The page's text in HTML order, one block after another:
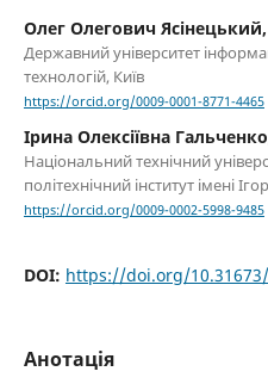
Олег Олегович
Державний університет
технологій, Київ
https://orcid.org/0009-0001-8771-4465
Ірина Олексіївна
Національний технічний
політехнічний інститут імені
https://orcid.org/0009-0002-5998-9485
DOI: https://doi.org/10.31673/
Анотація